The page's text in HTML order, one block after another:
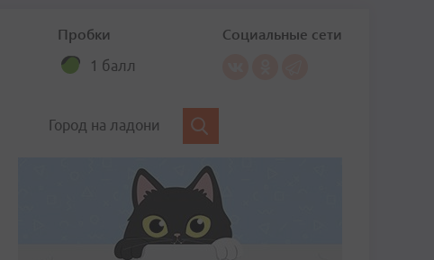
Пробки
1 балл
Социальные сети
Город на ладони